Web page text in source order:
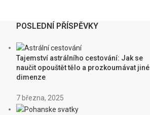
POSLEDNÍ PŘÍSPĚVKY
Tajemství astrálního cestování: Jak se
naučit opouštět tělo a prozkoumávat jiné
dimenze
7 března, 2025